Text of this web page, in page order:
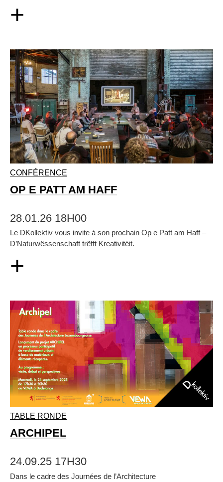
+
CONFÉRENCE
OP E PATT AM HAFF
28.01.26 18H00
Le DKollektiv vous invite à son prochain Op e Patt am Haff –
D’Naturwëssenschaft trëfft Kreativitéit.
+
TABLE RONDE
ARCHIPEL
24.09.25 17H30
Dans le cadre des Journées de l’Architecture